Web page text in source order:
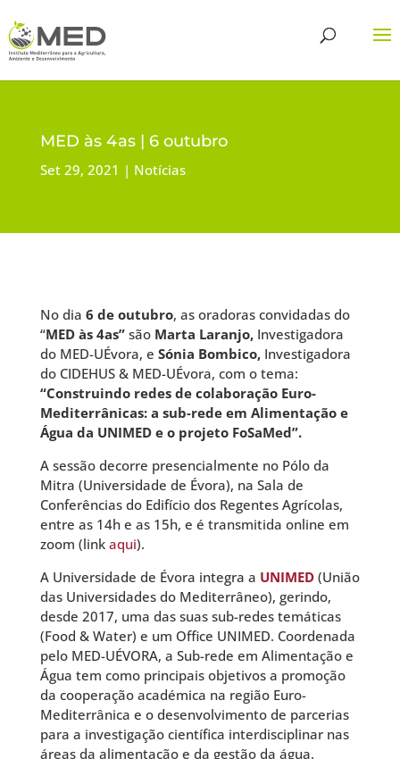
MED às 4as | 6 outubro
Set 29, 2021 Notícias
No dia 6 de outubro, as oradoras convidadas do
“MED às 4as” são Marta Laranjo, Investigadora
do MED-UÉvora, e Sónia Bombico,Investigadora
do CIDEHUS & MED-UÉvora, com o tema:
“Construindo redes de colaboração Euro-
Mediterrânicas: a sub-rede em Alimentação e
Água da UNIMED e o projeto FoSaMed”.
A sessão decorre presencialmente no Pólo da
Mitra (Universidade de Évora), na Sala de
Conferências do Edifício dos Regentes Agrícolas,
entre as 14h e as 15h, e é transmitida online em
zoom (link aqui).
A Universidade de Évora integra a UNIMED(União
das Universidades do Mediterrâneo), gerindo,
desde 2017, uma das suas sub-redes temáticas
(Food & Water) e um Office UNIMED. Coordenada
pelo MED-UÉVORA, a Sub-rede em Alimentação e
Água tem como principais objetivos a promoção
da cooperação académica na região Euro-
Mediterrânica e o desenvolvimento de parcerias
para a investigação científica interdisciplinar nas
áreas da alimentação e da gestão da água.